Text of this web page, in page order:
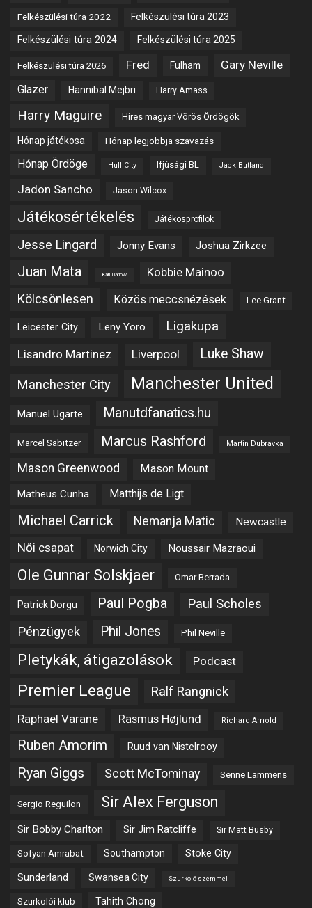
Felkészülési túra 2022 Felkészülési túra 2023
Felkészülési túra 2024 Felkészülési túra 2025
Felkészülési túra 2026 Fred Fulham Gary Neville
Glazer Hannibal Mejbri Harry Amass
Harry Maguire Híres magyar Vörös Ördögök
Hónap játékosa Hónap legjobbja szavazás
Hónap Ördöge Hull City Ifjúsági BL Jack Butland
Jadon Sancho Jason Wilcox
Játékosértékelés Játékosprofilok
Jesse Lingard Jonny Evans Joshua Zirkzee
Juan Mata Karl Darlow Kobbie Mainoo
Kölcsönlesen Közös meccsnézések Lee Grant
Leicester City Leny Yoro Ligakupa
Lisandro Martinez Liverpool Luke Shaw
Manchester City Manchester United
Manuel Ugarte Manutdfanatics.hu
Marcel Sabitzer Marcus Rashford Martin Dubravka
Mason Greenwood Mason Mount
Matheus Cunha Matthijs de Ligt
Michael Carrick Nemanja Matic Newcastle
Női csapat Norwich City Noussair Mazraoui
Ole Gunnar Solskjaer Omar Berrada
Patrick Dorgu Paul Pogba Paul Scholes
Pénzügyek Phil Jones Phil Neville
Pletykák, átigazolások Podcast
Premier League Ralf Rangnick
Raphaël Varane Rasmus Højlund Richard Arnold
Ruben Amorim Ruud van Nistelrooy
Ryan Giggs Scott McTominay Senne Lammens
Sergio Reguilon Sir Alex Ferguson
Sir Bobby Charlton Sir Jim Ratcliffe Sir Matt Busby
Sofyan Amrabat Southampton Stoke City
Sunderland Swansea City Szurkoló szemmel
Szurkolói klub Tahith Chong